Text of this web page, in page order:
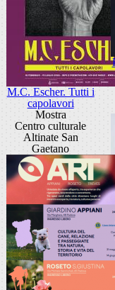
M.C. Escher. Tutti i
capolavori
Mostra
Centro culturale
Altinate San
Gaetano